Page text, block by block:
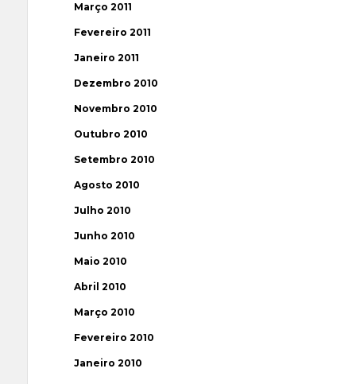
Março 2011
Fevereiro 2011
Janeiro 2011
Dezembro 2010
Novembro 2010
Outubro 2010
Setembro 2010
Agosto 2010
Julho 2010
Junho 2010
Maio 2010
Abril 2010
Março 2010
Fevereiro 2010
Janeiro 2010